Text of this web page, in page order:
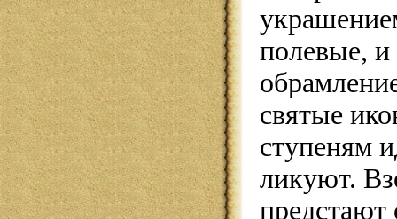
полевые,
святые
ступеням
ликуют.
предстают